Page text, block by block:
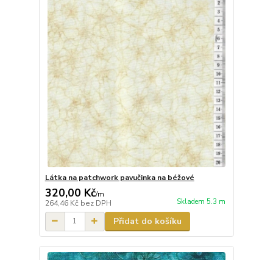
Látka na patchwork pavučinka na béžové
320,00 Kč/m
264,46 Kč bez DPH Skladem 5.3 m
Přidat do košíku